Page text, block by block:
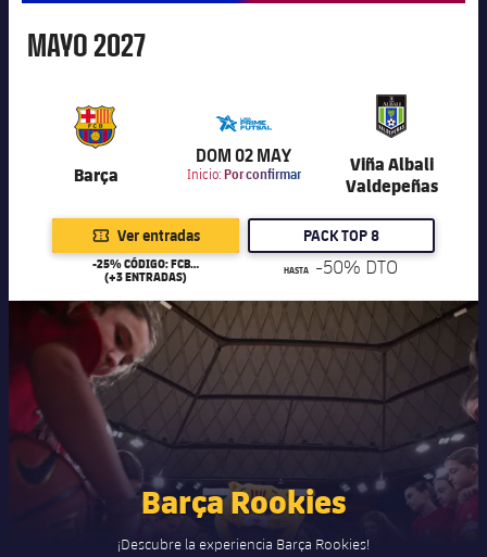
Mayo
MAYO2027
Barça
6.000
DOM 02 MAY
Inicio: Por confirmar
Viña Albali
Valdepeñas
Ver entradas
-25% CÓDIGO: FCB25
(+3 ENTRADAS)
PACK TOP 8
HASTA -50% DTO
Barça Rookies
¡Descubre la experiencia Barça Rookies!